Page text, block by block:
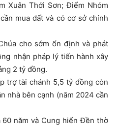
Xuân Thới Sơn; Điểm Nhóm
mua đất và có cơ sở chính
cho sớm ổn định và phát
nhận pháp lý tiến hành xây
2 tỷ đồng.
trợ tài chánh 5,5 tỷ đồng còn
nhà bên cạnh (năm 2024 cần
năm và Cung hiến Đền thờ